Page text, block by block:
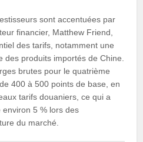
sont accentuées par
financier, Matthew Friend,
des tarifs, notamment une
des produits importés de Chine.
brutes pour le quatrième
400 à 500 points de base, en
tarifs douaniers, ce qui a
5 % lors des
du marché.